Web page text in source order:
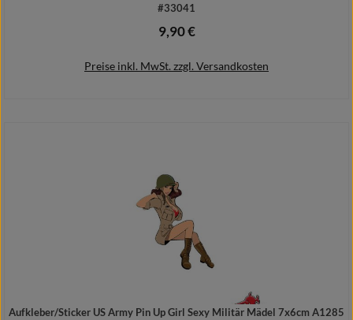
#33041
Regulärer Preis:
9,90 €
Preise inkl. MwSt. zzgl. Versandkosten
Aufkleber/Sticker US Army Pin Up Girl Sexy Militär Mädel 7x6cm A1285